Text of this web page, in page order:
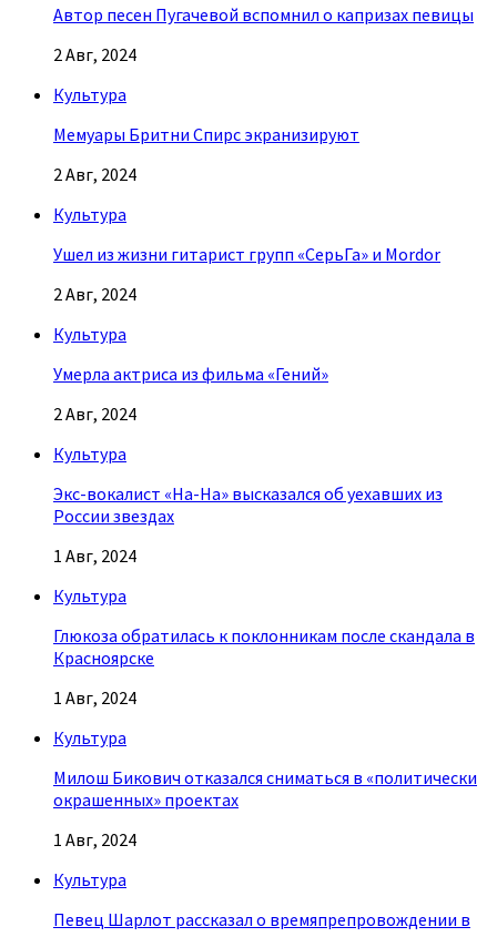
Автор песен Пугачевой вспомнил о капризах певицы
2 Авг, 2024
Культура
Мемуары Бритни Спирс экранизируют
2 Авг, 2024
Культура
Ушел из жизни гитарист групп «СерьГа» и Mordor
2 Авг, 2024
Культура
Умерла актриса из фильма «Гений»
2 Авг, 2024
Культура
Экс-вокалист «На-На» высказался об уехавших из
России звездах
1 Авг, 2024
Культура
Глюкоза обратилась к поклонникам после скандала в
Красноярске
1 Авг, 2024
Культура
Милош Бикович отказался сниматься в «политически
окрашенных» проектах
1 Авг, 2024
Культура
Певец Шарлот рассказал о времяпрепровождении в